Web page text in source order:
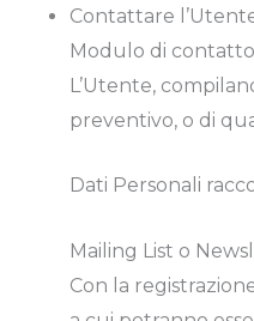
Contattare
Modulo di
L’Utente,
preventivo, o di
Dati Personali
Mailing List o
Con la